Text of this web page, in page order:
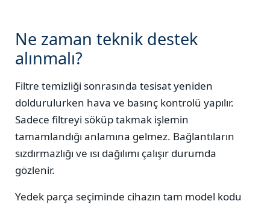
Ne zaman teknik destek
alınmalı?
Filtre temizliği sonrasında tesisat yeniden
doldurulurken hava ve basınç kontrolü yapılır.
Sadece filtreyi söküp takmak işlemin
tamamlandığı anlamına gelmez. Bağlantıların
sızdırmazlığı ve ısı dağılımı çalışır durumda
gözlenir.
Yedek parça seçiminde cihazın tam model kodu